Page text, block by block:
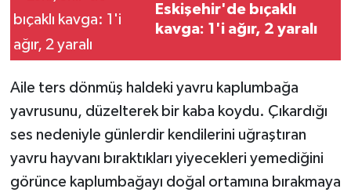
Eskişehir'de bıçaklı
kavga: 1'i ağır, 2 yaralı
Aile ters dönmüş haldeki yavru kaplumbağa
yavrusunu, düzelterek bir kaba koydu. Çıkardığı
ses nedeniyle günlerdir kendilerini uğraştıran
yavru hayvanı bıraktıkları yiyecekleri yemediğini
görünce kaplumbağayı doğal ortamına bırakmaya